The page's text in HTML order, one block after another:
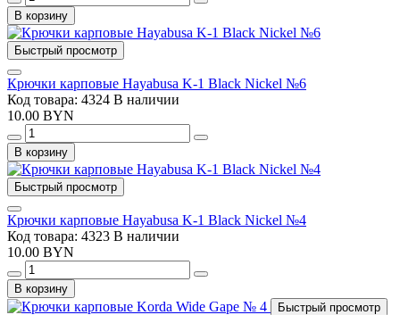
В корзину
Быстрый просмотр
Крючки карповые Hayabusa K-1 Black Nickel №6
Код товара: 4324 В наличии
10.00 BYN
В корзину
Быстрый просмотр
Крючки карповые Hayabusa K-1 Black Nickel №4
Код товара: 4323 В наличии
10.00 BYN
В корзину
Быстрый просмотр